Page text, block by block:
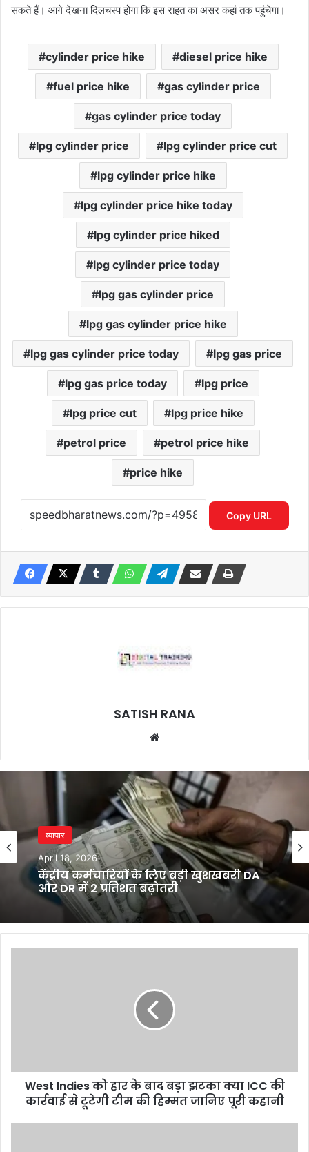
सकते हैं। आगे देखना दिलचस्प होगा कि इस राहत का असर कहां तक पहुंचेगा।
cylinder price hike diesel price hike
fuel price hike gas cylinder price
gas cylinder price today
lpg cylinder price lpg cylinder price cut
lpg cylinder price hike
lpg cylinder price hike today
lpg cylinder price hiked
lpg cylinder price today
lpg gas cylinder price
lpg gas cylinder price hike
lpg gas cylinder price today lpg gas price
lpg gas price today lpg price
lpg price cut lpg price hike
petrol price petrol price hike
price hike
Copy URL
SATISH RANA
व्यापार
April 18, 2026
केंद्रीय कर्मचारियों के लिए बड़ी खुशखबरी DA
और DR में 2 प्रतिशत बढ़ोतरी
क्या
West Indies को हार के बाद बड़ा झटका क्या ICC की
कार्रवाई से टूटेगी टीम की हिम्मत जानिए पूरी कहानी